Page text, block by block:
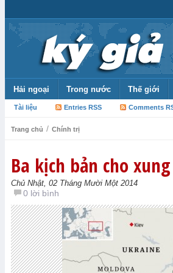
Hải ngoại Trong nước Thế giới
Tài liệu Entries RSS Comments
Trang chủ / Chính trị
Ba kịch bản cho
Chủ Nhật, 02 Tháng Mười Một 2014
0 lời bình